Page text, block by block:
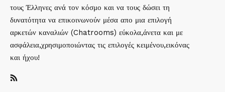
τους Έλληνες ανά τον κόσμο και να τους δώσει τη
δυνατότητα να επικοινωνούν μέσα απο μια επιλογή
αρκετών καναλιών (Chatrooms) εύκολα,άνετα και με
ασφάλεια,χρησιμοποιώντας τις επιλογές κειμένου,εικόνας
και ήχου!